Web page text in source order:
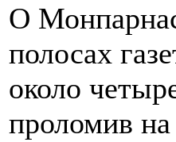
О
полосах
около
проломив